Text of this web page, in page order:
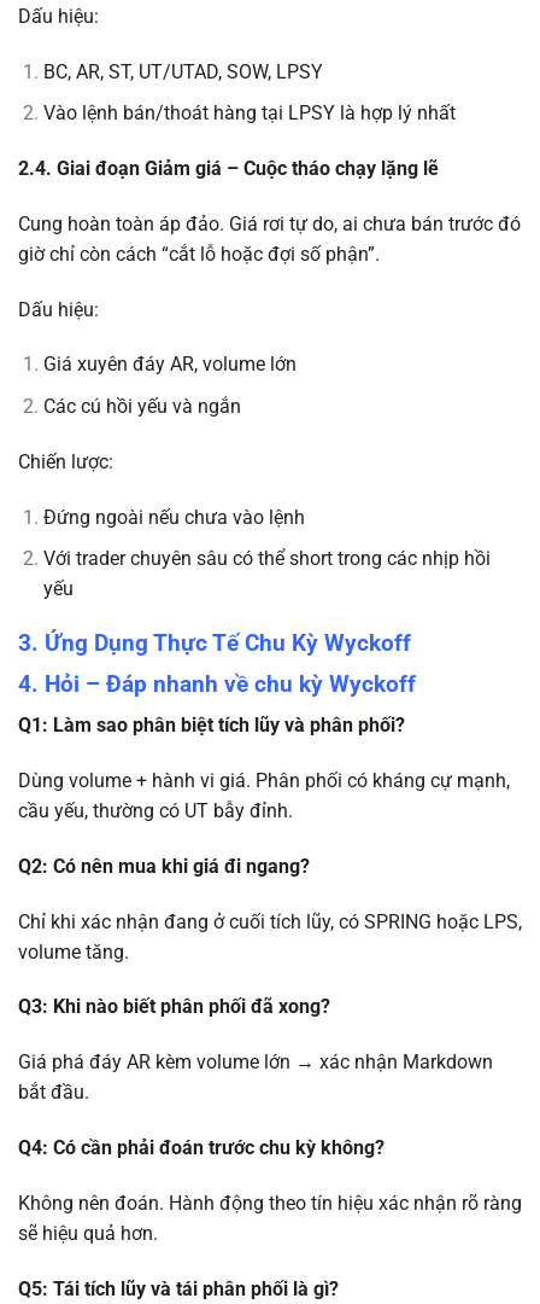
Dấu hiệu:
BC, AR, ST, UT/UTAD, SOW, LPSY
Vào lệnh bán/thoát hàng tại LPSY là hợp lý nhất
2.4. Giai đoạn Giảm giá – Cuộc tháo chạy lặng lẽ
Cung hoàn toàn áp đảo. Giá rơi tự do, ai chưa bán trước đó
giờ chỉ còn cách “cắt lỗ hoặc đợi số phận”.
Dấu hiệu:
Giá xuyên đáy AR, volume lớn
Các cú hồi yếu và ngắn
Chiến lược:
Đứng ngoài nếu chưa vào lệnh
Với trader chuyên sâu có thể short trong các nhịp hồi
yếu
3. Ứng Dụng Thực Tế Chu Kỳ Wyckoff
4. Hỏi – Đáp nhanh về chu kỳ Wyckoff
Q1: Làm sao phân biệt tích lũy và phân phối?
Dùng volume + hành vi giá. Phân phối có kháng cự mạnh,
cầu yếu, thường có UT bẫy đỉnh.
Q2: Có nên mua khi giá đi ngang?
Chỉ khi xác nhận đang ở cuối tích lũy, có SPRING hoặc LPS,
volume tăng.
Q3: Khi nào biết phân phối đã xong?
Giá phá đáy AR kèm volume lớn → xác nhận Markdown
bắt đầu.
Q4: Có cần phải đoán trước chu kỳ không?
Không nên đoán. Hành động theo tín hiệu xác nhận rõ ràng
sẽ hiệu quả hơn.
Q5: Tái tích lũy và tái phân phối là gì?